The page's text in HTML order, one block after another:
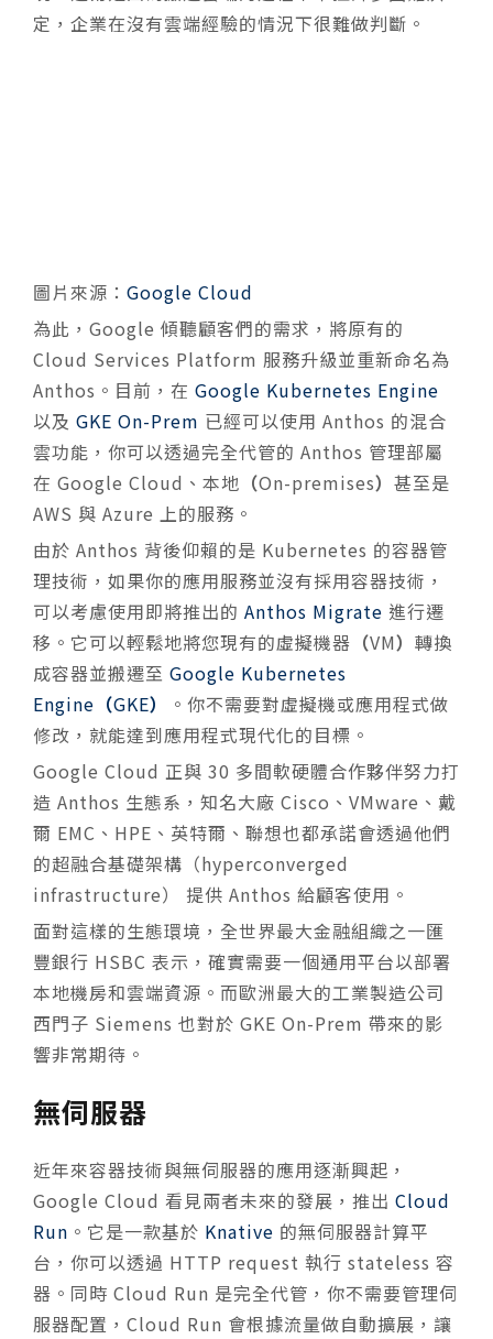
定，企業在沒有雲端經驗的情況下很難做判斷。
圖片來源： Google Cloud
為此，Google 傾聽顧客們的需求，將原有的
Cloud Services Platform 服務升級並重新命名為
Anthos。目前，在 Google Kubernetes Engine
以及 GKE On-Prem 已經可以使用 Anthos 的混合
雲功能，你可以透過完全代管的 Anthos 管理部屬
在 Google Cloud、本地 （On-premises） 甚至是
AWS 與 Azure 上的服務。
由於 Anthos 背後仰賴的是 Kubernetes 的容器管
理技術，如果你的應用服務並沒有採用容器技術，
可以考慮使用即將推出的 Anthos Migrate 進行遷
移。它可以輕鬆地將您現有的虛擬機器 （VM） 轉換
成容器並搬遷至 Google Kubernetes
Engine （GKE）
。你不需要對虛擬機或應用程式做
修改，就能達到應用程式現代化的目標。
Google Cloud 正與 30 多間軟硬體合作夥伴努力打
造 Anthos 生態系，知名大廠 Cisco、VMware、戴
爾 EMC、HPE、英特爾、聯想也都承諾會透過他們
的超融合基礎架構（hyperconverged
infrastructure） 提供 Anthos 給顧客使用。
面對這樣的生態環境，全世界最大金融組織之一匯
豐銀行 HSBC 表示，確實需要一個通用平台以部署
本地機房和雲端資源。而歐洲最大的工業製造公司
西門子 Siemens 也對於 GKE On-Prem 帶來的影
響非常期待。
無伺服器
近年來容器技術與無伺服器的應用逐漸興起，
Google Cloud 看見兩者未來的發展，推出 Cloud
Run 。它是一款基於 Knative 的無伺服器計算平
台，你可以透過 HTTP request 執行 stateless 容
器。同時 Cloud Run 是完全代管，你不需要管理伺
服器配置，Cloud Run 會根據流量做自動擴展，讓